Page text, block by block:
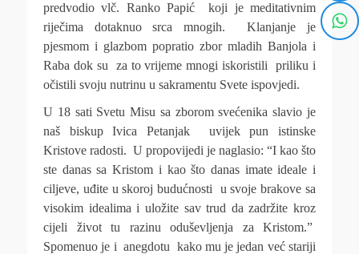
predvodio vlč. Ranko Papić koji je meditativnim
riječima dotaknuo srca mnogih. Klanjanje je
pjesmom i glazbom popratio zbor mladih Banjola i
Raba dok su za to vrijeme mnogi iskoristili priliku i
očistili svoju nutrinu u sakramentu Svete ispovjedi.
U 18 sati Svetu Misu sa zborom svećenika slavio je
naš biskup Ivica Petanjak uvijek pun istinske
Kristove radosti. U propovijedi je naglasio: “I kao što
ste danas sa Kristom i kao što danas imate ideale i
ciljeve, uđite u skoroj budućnosti u svoje brakove sa
visokim idealima i uložite sav trud da zadržite kroz
cijeli život tu razinu oduševljenja za Kristom.”
Spomenuo je i anegdotu kako mu je jedan već stariji